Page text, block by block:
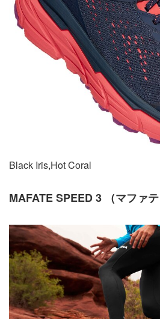
Black Iris,Hot Coral
MAFATE SPEED 3 （マファテ